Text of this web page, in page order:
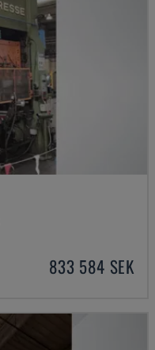
833 584 SEK